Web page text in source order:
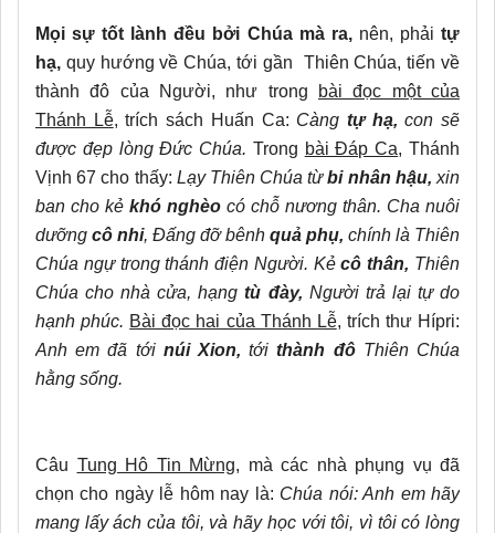
Mọi sự tốt lành đều bởi Chúa mà ra,nên, phảitự
hạ, quy hướng về Chúa, tới gần Thiên Chúa, tiến về
thành đô của Người, như trong
bài đọc một của
Thánh Lễ, trích sách Huấn Ca: Càng tự hạ,con sẽ
được đẹp lòng Đức Chúa. Trong bài Đáp Ca, Thánh
Vịnh 67 cho thấy: Lạy Thiên Chúa từbi nhân hậu, xin
ban cho kẻ khó nghèo có chỗ nương thân. Cha nuôi
dưỡng cô nhi, Đấng đỡ bênh quả phụ, chính là Thiên
Chúa ngự trong thánh điện Người. Kẻcô thân, Thiên
Chúa cho nhà cửa, hạngtù đày, Người trả lại tự do
hạnh phúc. Bài đọc hai của Thánh Lễ, trích thư Hípri:
Anh em đã tới núi Xion, tớithành đôThiên Chúa
hằng sống.
Câu Tung Hô Tin Mừng, mà các nhà phụng vụ đã
chọn cho ngày lễ hôm nay là: Chúa nói: Anh em hãy
mang lấy ách của tôi, và hãy học với tôi, vì tôi có lòng